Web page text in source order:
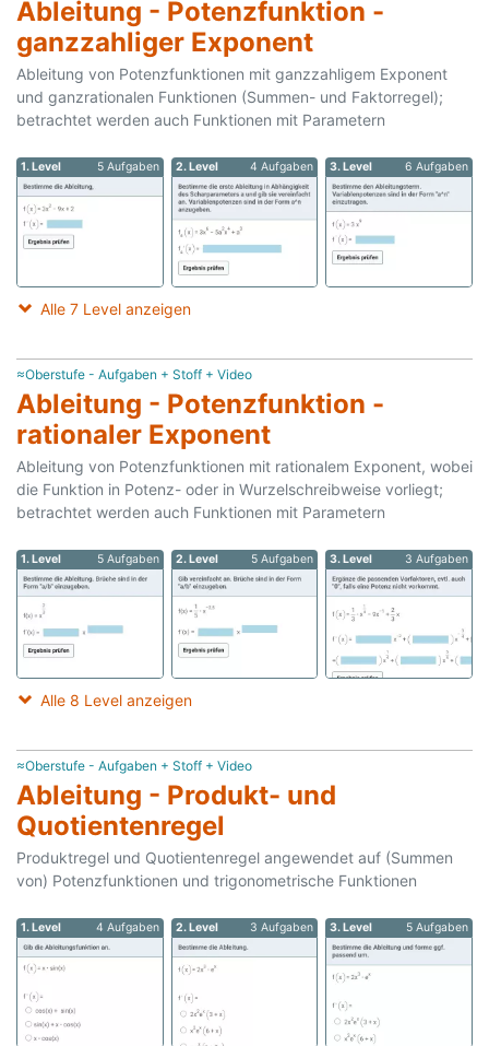
Ableitung - Potenzfunktion -
ganzzahliger Exponent
Ableitung von Potenzfunktionen mit ganzzahligem Exponent
und ganzrationalen Funktionen (Summen- und Faktorregel);
betrachtet werden auch Funktionen mit Parametern
1. Level 5 Aufgaben 2. Level 4 Aufgaben 3. Level 6 Aufgaben
Alle 7 Level anzeigen
≈Oberstufe - Aufgaben + Stoff + Video
Ableitung - Potenzfunktion -
rationaler Exponent
Ableitung von Potenzfunktionen mit rationalem Exponent, wobei
die Funktion in Potenz- oder in Wurzelschreibweise vorliegt;
betrachtet werden auch Funktionen mit Parametern
1. Level 5 Aufgaben 2. Level 5 Aufgaben 3. Level 3 Aufgaben
Alle 8 Level anzeigen
≈Oberstufe - Aufgaben + Stoff + Video
Ableitung - Produkt- und
Quotientenregel
Produktregel und Quotientenregel angewendet auf (Summen
von) Potenzfunktionen und trigonometrische Funktionen
1. Level 4 Aufgaben 2. Level 3 Aufgaben 3. Level 5 Aufgaben